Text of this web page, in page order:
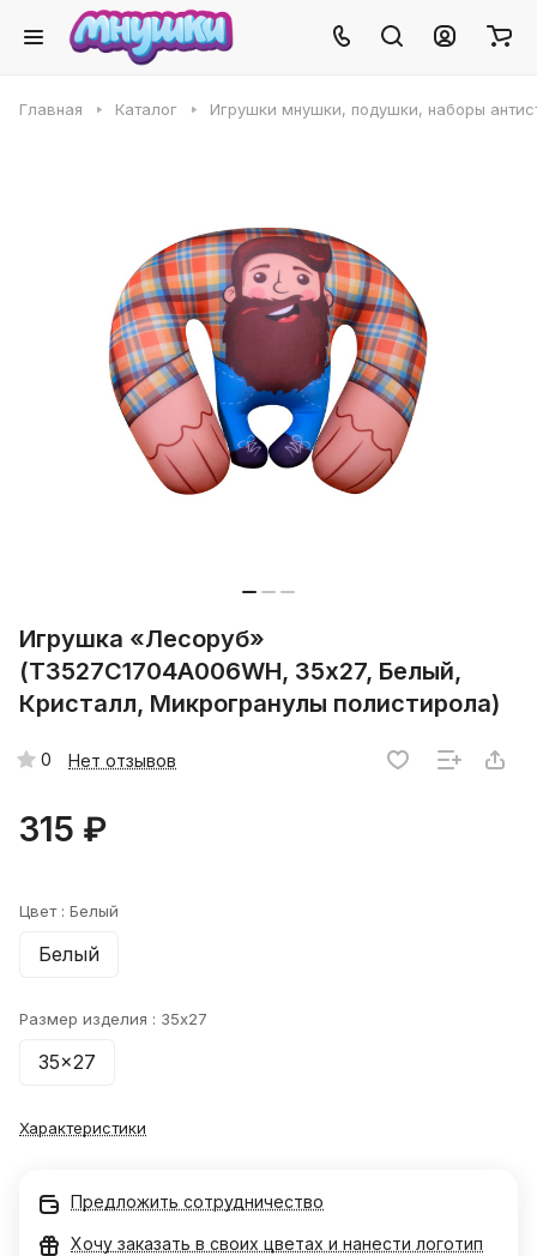
Главная Каталог Игрушки мнушки, подушки, наборы
Игрушка «Лесоруб»
(T3527C1704A006WH, 35х27, Белый,
Кристалл, Микрогранулы полистирола)
0 Нет отзывов
315 ₽
Цвет : Белый
Белый
Размер изделия : 35x27
35x27
Характеристики
Предложить сотрудничество
Хочу заказать в своих цветах и нанести логотип